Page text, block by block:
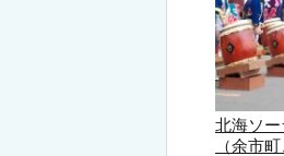
北海ソー
（余市町